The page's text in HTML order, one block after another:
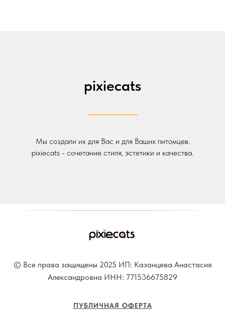
pixiecats
Мы создали их для Вас и для Ваших питомцев.
pixiecats - сочетание стиля, эстетики и качества.
© Все права защищены 2025 ИП: Казанцева Анастасия
Александровна ИНН: 771536675829
ПУБЛИЧНАЯ ОФЕРТА